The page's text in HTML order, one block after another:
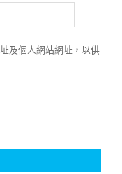
及個人網站網址，以供